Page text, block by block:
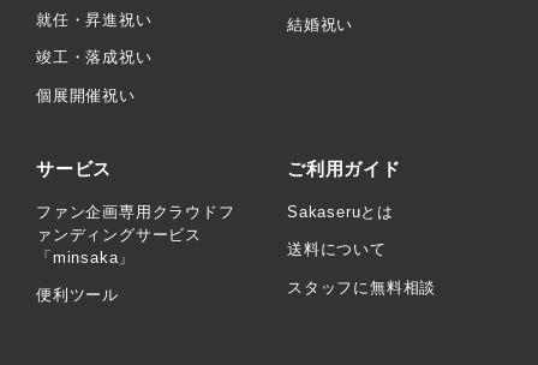
就任・昇進祝い
竣工・落成祝い
個展開催祝い
結婚祝い
サービス
ファン企画専用クラウドフ
ァンディングサービス
「minsaka」
便利ツール
ご利用ガイド
Sakaseruとは
送料について
スタッフに無料相談